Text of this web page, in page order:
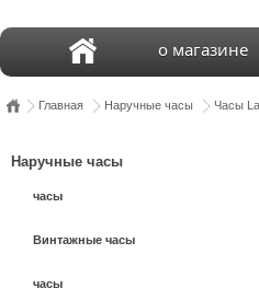
о магазине
Главная Наручные часы Часы
Наручные часы
часы
Винтажные часы
часы